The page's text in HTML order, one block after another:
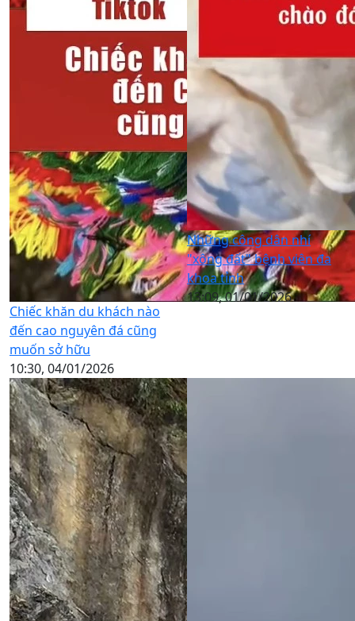
Chiếc khăn du khách nào
đến cao nguyên đá cũng
muốn sở hữu
10:30, 04/01/2026
Những công dân nhí
"xông đất" bệnh viên đa
khoa tỉnh
13:09, 01/01/2026